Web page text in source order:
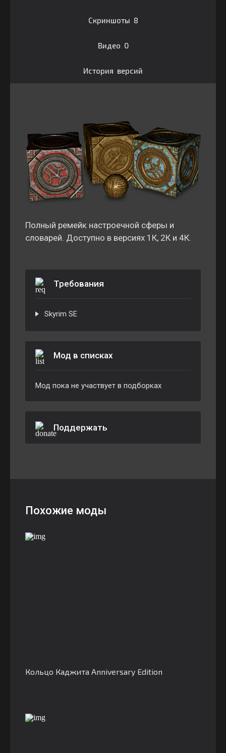
Скриншоты 8
Видео 0
История версий
Полный ремейк настроечной сферы и
словарей. Доступно в версиях 1К, 2К и 4К.
Требования
Skyrim SE
Мод в списках
Мод пока не участвует в подборках
Поддержать
Похожие моды
Кольцо Каджита Anniversary Edition